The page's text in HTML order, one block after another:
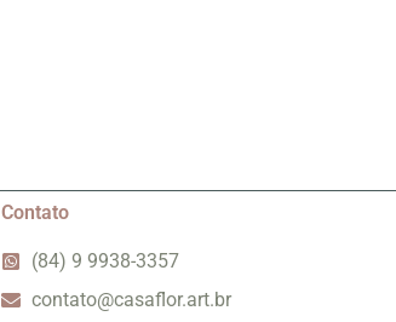
Contato
(84) 9 9938-3357
contato@casaflor.art.br